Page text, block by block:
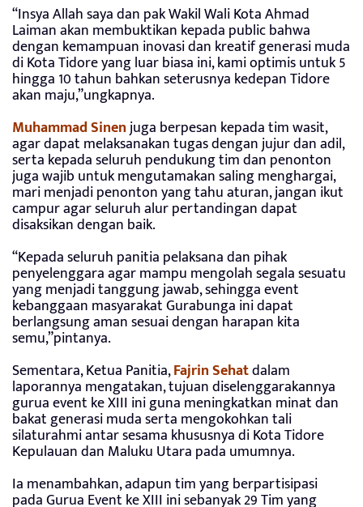
“Insya Allah saya dan pak Wakil Wali Kota Ahmad
Laiman akan membuktikan kepada public bahwa
dengan kemampuan inovasi dan kreatif generasi muda
di Kota Tidore yang luar biasa ini, kami optimis untuk 5
hingga 10 tahun bahkan seterusnya kedepan Tidore
akan maju,”ungkapnya.
Muhammad Sinenjuga berpesan kepada tim wasit,
agar dapat melaksanakan tugas dengan jujur dan adil,
serta kepada seluruh pendukung tim dan penonton
juga wajib untuk mengutamakan saling menghargai,
mari menjadi penonton yang tahu aturan, jangan ikut
campur agar seluruh alur pertandingan dapat
disaksikan dengan baik.
“Kepada seluruh panitia pelaksana dan pihak
penyelenggara agar mampu mengolah segala sesuatu
yang menjadi tanggung jawab, sehingga event
kebanggaan masyarakat Gurabunga ini dapat
berlangsung aman sesuai dengan harapan kita
semu,”pintanya.
Sementara, Ketua Panitia,Fajrin Sehatdalam
laporannya mengatakan, tujuan diselenggarakannya
gurua event ke XIII ini guna meningkatkan minat dan
bakat generasi muda serta mengokohkan tali
silaturahmi antar sesama khususnya di Kota Tidore
Kepulauan dan Maluku Utara pada umumnya.
Ia menambahkan, adapun tim yang berpartisipasi
pada Gurua Event ke XIII ini sebanyak 29 Tim yang